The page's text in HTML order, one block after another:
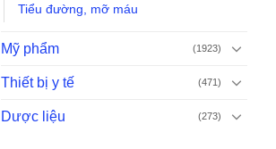
Tiểu đường, mỡ máu
Mỹ phẩm (1923)
Thiết bị y tế (471)
Dược liệu (273)